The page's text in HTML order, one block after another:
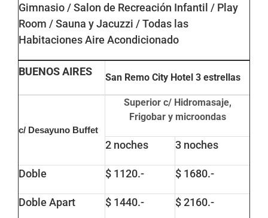
Gimnasio / Salon de Recreación Infantil / Play
Room / Sauna y Jacuzzi / Todas las
Habitaciones Aire Acondicionado
BUENOS AIRES San Remo City Hotel 3 estrellas
c/ Desayuno Buffet
Superior c/ Hidromasaje,
Frigobar y microondas
2 noches 3 noches
Doble $ 1120.- $ 1680.-
Doble Apart $ 1440.- $ 2160.-